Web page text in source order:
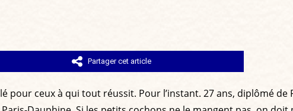
Partager cet article
ceux à qui tout réussit. Pour l’instant. 27 ans, diplômé de